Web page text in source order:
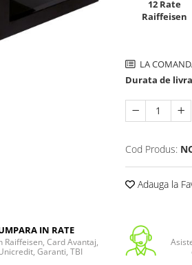
12 Rate
Raiffeisen
LA
Durata de
Cod Produs:
Adauga la
IN RATE
Raiffeisen, Card Avantaj,
Garanti, TBI